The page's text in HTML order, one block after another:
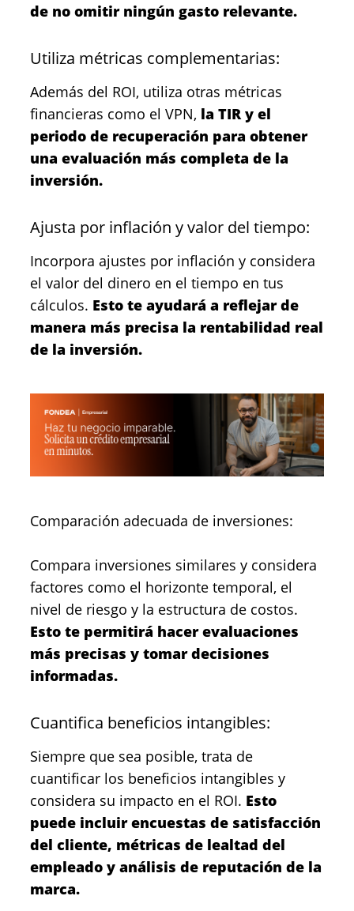
de no omitir ningún gasto relevante.
Utiliza métricas complementarias:
Además del ROI, utiliza otras métricas
financieras como el VPN, la TIR y el
periodo de recuperación para obtener
una evaluación más completa de la
inversión.
Ajusta por inflación y valor del tiempo:
Incorpora ajustes por inflación y considera
el valor del dinero en el tiempo en tus
cálculos. Esto te ayudará a reflejar de
manera más precisa la rentabilidad real
de la inversión.
Comparación adecuada de inversiones:
Compara inversiones similares y considera
factores como el horizonte temporal, el
nivel de riesgo y la estructura de costos.
Esto te permitirá hacer evaluaciones
más precisas y tomar decisiones
informadas.
Cuantifica beneficios intangibles:
Siempre que sea posible, trata de
cuantificar los beneficios intangibles y
considera su impacto en el ROI. Esto
puede incluir encuestas de satisfacción
del cliente, métricas de lealtad del
empleado y análisis de reputación de la
marca.